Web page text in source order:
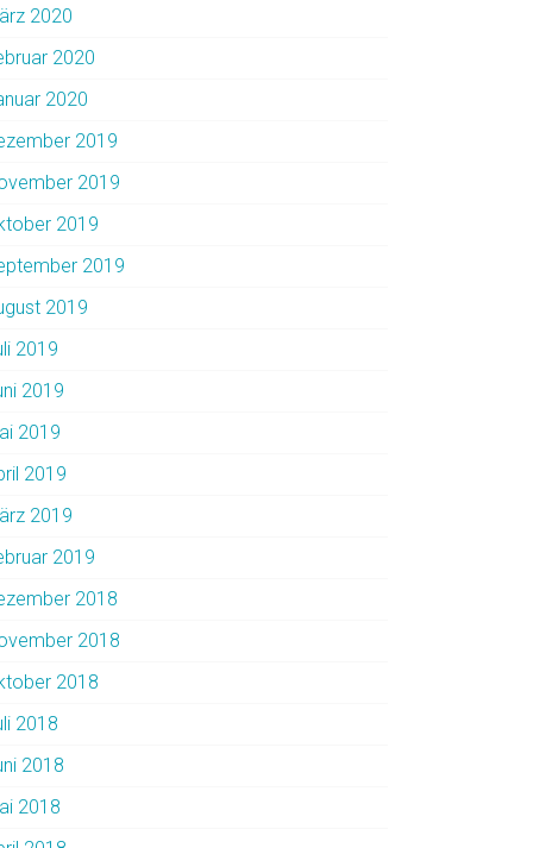
2020
2020
2020
2019
2019
2019
2019
2019
2019
2019
2019
2019
2019
2019
2018
2018
2018
2018
2018
2018